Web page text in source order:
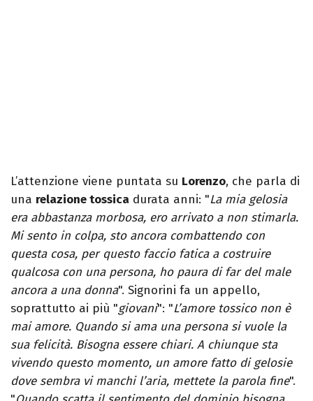
L’attenzione viene puntata su Lorenzo, che parla di
una relazione tossica durata anni: "La mia gelosia
era abbastanza morbosa, ero arrivato a non stimarla.
Mi sento in colpa, sto ancora combattendo con
questa cosa, per questo faccio fatica a costruire
qualcosa con una persona, ho paura di far del male
ancora a una donna". Signorini fa un appello,
soprattutto ai più "giovani": "L’amore tossico non è
mai amore. Quando si ama una persona si vuole la
sua felicità. Bisogna essere chiari. A chiunque sta
vivendo questo momento, un amore fatto di gelosie
dove sembra vi manchi l’aria, mettete la parola fine".